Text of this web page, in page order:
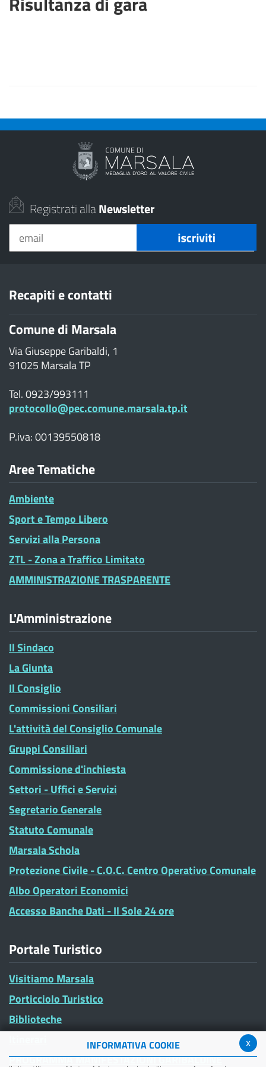
Registrati allaNewsletter
Recapiti e contatti
Comune di Marsala
Via Giuseppe Garibaldi, 1
91025 Marsala TP
Tel. 0923/993111
protocollo@pec.comune.marsala.tp.it
P.iva: 00139550818
Aree Tematiche
Ambiente
Sport e Tempo Libero
Servizi alla Persona
ZTL - Zona a Traffico Limitato
AMMINISTRAZIONE TRASPARENTE
L'Amministrazione
Il Sindaco
La Giunta
Il Consiglio
Commissioni Consiliari
L'attività del Consiglio Comunale
Gruppi Consiliari
Commissione d'inchiesta
Settori - Uffici e Servizi
Segretario Generale
Statuto Comunale
Marsala Schola
Protezione Civile - C.O.C. Centro Operativo Comunale
Albo Operatori Economici
Accesso Banche Dati - Il Sole 24 ore
Portale Turistico
Visitiamo Marsala
Porticciolo Turistico
Biblioteche
PROGRAMMA MANIFESTAZIONI GARIBALDINE
x
INFORMATIVA COOKIE